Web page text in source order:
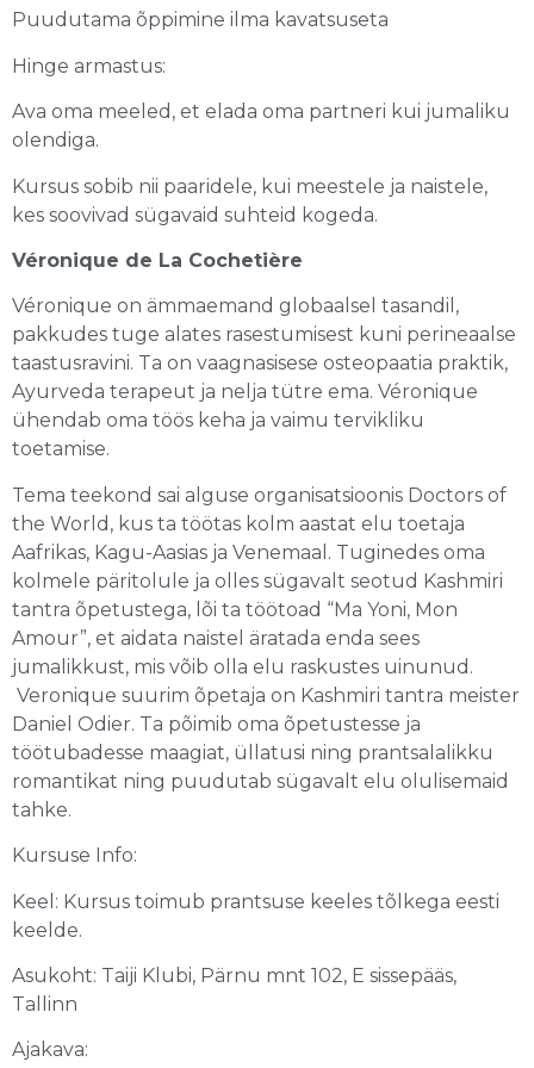
Puudutama õppimine ilma kavatsuseta
Hinge armastus:
Ava oma meeled, et elada oma partneri kui jumaliku
olendiga.
Kursus sobib nii paaridele, kui meestele ja naistele,
kes soovivad sügavaid suhteid kogeda.
Véronique de La Cochetière
Véronique on ämmaemand globaalsel tasandil,
pakkudes tuge alates rasestumisest kuni perineaalse
taastusravini. Ta on vaagnasisese osteopaatia praktik,
Ayurveda terapeut ja nelja tütre ema. Véronique
ühendab oma töös keha ja vaimu tervikliku
toetamise.
Tema teekond sai alguse organisatsioonis Doctors of
the World, kus ta töötas kolm aastat elu toetaja
Aafrikas, Kagu-Aasias ja Venemaal. Tuginedes oma
kolmele päritolule ja olles sügavalt seotud Kashmiri
tantra õpetustega, lõi ta töötoad “Ma Yoni, Mon
Amour”, et aidata naistel äratada enda sees
jumalikkust, mis võib olla elu raskustes uinunud.
Veronique suurim õpetaja on Kashmiri tantra meister
Daniel Odier. Ta põimib oma õpetustesse ja
töötubadesse maagiat, üllatusi ning prantsalalikku
romantikat ning puudutab sügavalt elu olulisemaid
tahke.
Kursuse Info:
Keel: Kursus toimub prantsuse keeles tõlkega eesti
keelde.
Asukoht: Taiji Klubi, Pärnu mnt 102, E sissepääs,
Tallinn
Ajakava: